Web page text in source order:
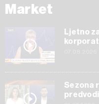
Market
Ljetno
Sezona